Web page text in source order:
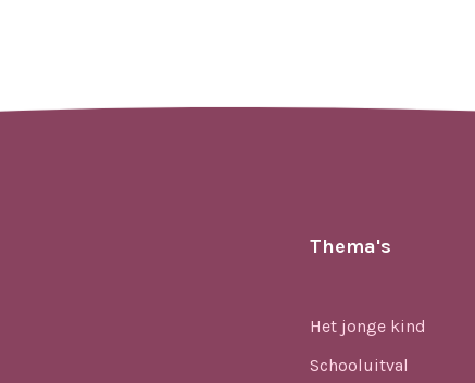
Thema's
Het jonge kind
Schooluitval